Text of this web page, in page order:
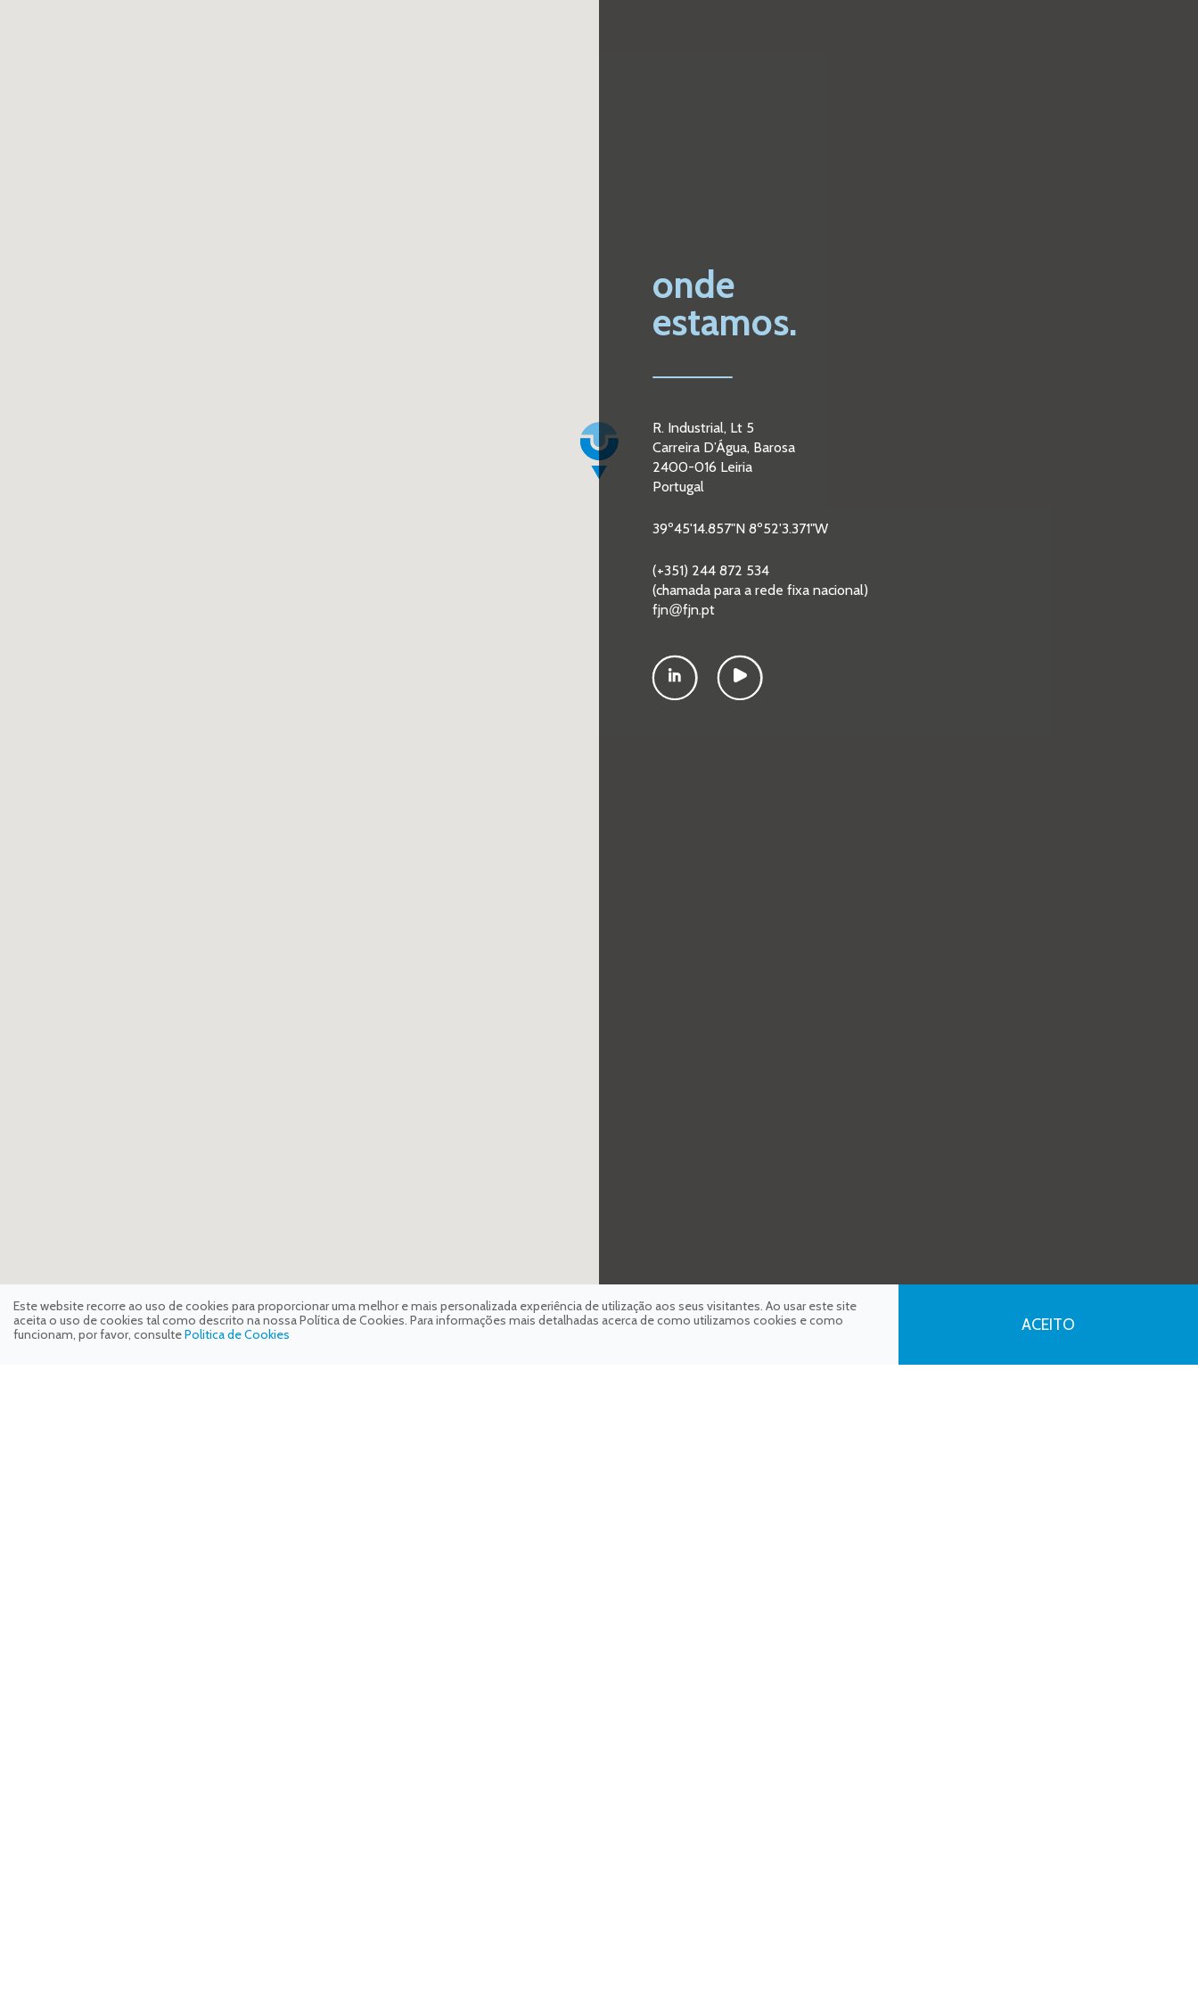
onde
estamos.
R. Industrial, Lt 5
Carreira D’Água, Barosa
2400-016 Leiria
Portugal
39º45'14.857"N 8º52'3.371"W
(+351) 244 872 534
(chamada para a rede fixa nacional)
fjn@fjn.pt
Este website recorre ao uso de cookies para proporcionar uma melhor e mais personalizada experiência de utilização aos seus visitantes. Ao usar este site
aceita o uso de cookies tal como descrito na nossa Política de Cookies. Para informações mais detalhadas acerca de como utilizamos cookies e como
funcionam, por favor, consultePolitica de Cookies ACEITO